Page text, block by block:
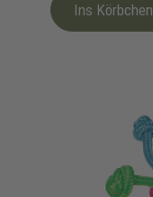
Ins Körbchen